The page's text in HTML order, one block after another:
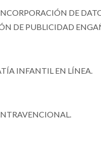
DE
DE PUBLICIDAD
INFANTIL EN LÍNEA.